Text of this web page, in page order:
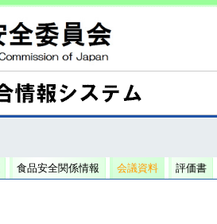
食品安全関係情報 会議資料 評価書